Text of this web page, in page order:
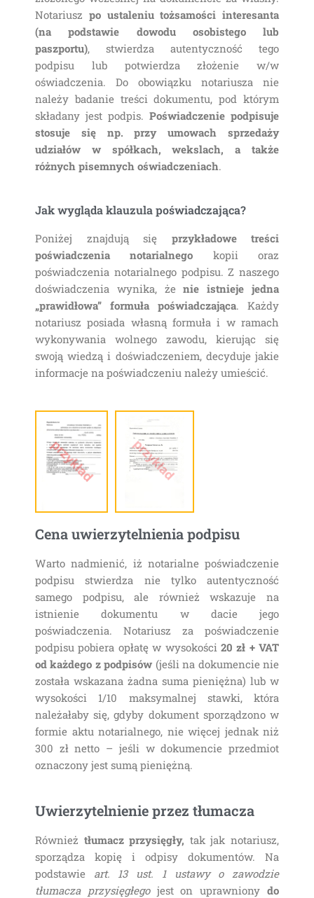
Notariusz po ustaleniu tożsamości interesanta
(na podstawie dowodu osobistego lub
paszportu), stwierdza autentyczność tego
podpisu lub potwierdza złożenie w/w
oświadczenia. Do obowiązku notariusza nie
należy badanie treści dokumentu, pod którym
składany jest podpis. Poświadczenie podpisuje
stosuje się np. przy umowach sprzedaży
udziałów w spółkach, wekslach, a także
różnych pisemnych oświadczeniach.
Jak wygląda klauzula poświadczająca?
Poniżej znajdują się przykładowe treści
poświadczenia notarialnego kopii oraz
poświadczenia notarialnego podpisu. Z naszego
doświadczenia wynika, żenie istnieje jedna
„prawidłowa” formuła poświadczająca. Każdy
notariusz posiada własną formuła i w ramach
wykonywania wolnego zawodu, kierując się
swoją wiedzą i doświadczeniem, decyduje jakie
informacje na poświadczeniu należy umieścić.
Cena uwierzytelnienia podpisu
Warto nadmienić, iż notarialne poświadczenie
podpisu stwierdza nie tylko autentyczność
samego podpisu, ale również wskazuje na
istnienie dokumentu w dacie jego
poświadczenia. Notariusz za poświadczenie
podpisu pobiera opłatę w wysokości20 zł + VAT
od każdego z podpisów (jeśli na dokumencie nie
została wskazana żadna suma pieniężna) lub w
wysokości 1/10 maksymalnej stawki, która
należałaby się, gdyby dokument sporządzono w
formie aktu notarialnego, nie więcej jednak niż
300 zł netto – jeśli w dokumencie przedmiot
oznaczony jest sumą pieniężną.
Uwierzytelnienie przez tłumacza
Również tłumacz przysięgły, tak jak notariusz,
sporządza kopię i odpisy dokumentów. Na
podstawie art. 13 ust. 1 ustawy o zawodzie
tłumacza przysięgłegojest on uprawniony do